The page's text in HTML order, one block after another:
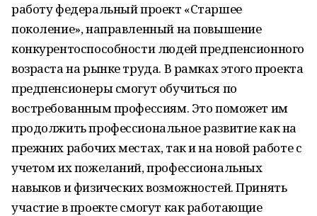
работу федеральный проект «Старшее
поколение», направленный на повышение
конкурентоспособности людей предпенсионного
возраста на рынке труда. В рамках этого проекта
предпенсионеры смогут обучиться по
востребованным профессиям. Это поможет им
продолжить профессиональное развитие как на
прежних рабочих местах, так и на новой работе с
учетом их пожеланий, профессиональных
навыков и физических возможностей. Принять
участие в проекте смогут как работающие